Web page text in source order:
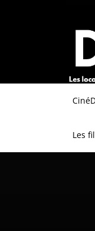
Les